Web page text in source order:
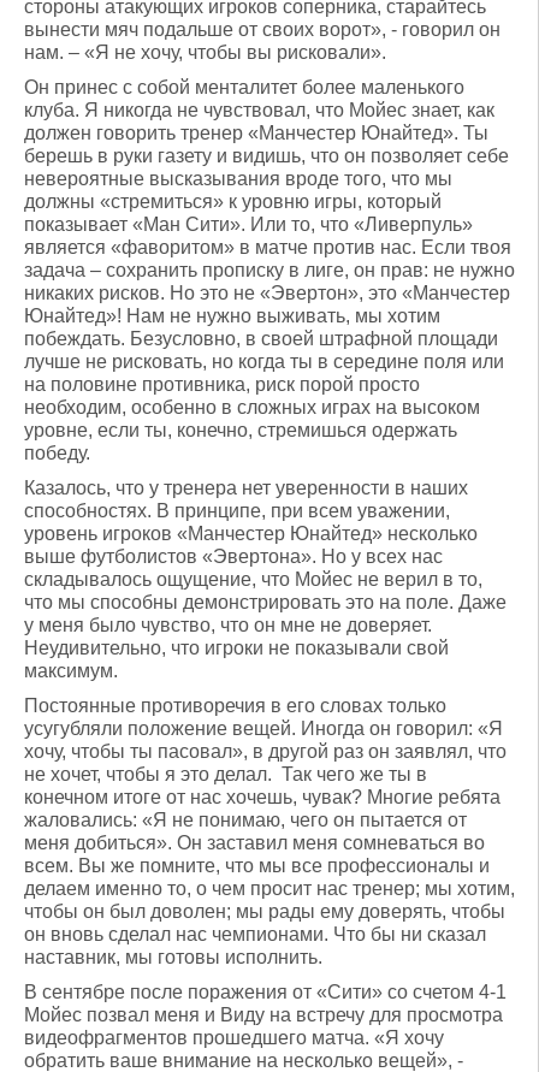
стороны атакующих игроков соперника, старайтесь
вынести мяч подальше от своих ворот», - говорил он
нам. – «Я не хочу, чтобы вы рисковали».
Он принес с собой менталитет более маленького
клуба. Я никогда не чувствовал, что Мойес знает, как
должен говорить тренер «Манчестер Юнайтед». Ты
берешь в руки газету и видишь, что он позволяет себе
невероятные высказывания вроде того, что мы
должны «стремиться» к уровню игры, который
показывает «Ман Сити». Или то, что «Ливерпуль»
является «фаворитом» в матче против нас. Если твоя
задача – сохранить прописку в лиге, он прав: не нужно
никаких рисков. Но это не «Эвертон», это «Манчестер
Юнайтед»! Нам не нужно выживать, мы хотим
побеждать. Безусловно, в своей штрафной площади
лучше не рисковать, но когда ты в середине поля или
на половине противника, риск порой просто
необходим, особенно в сложных играх на высоком
уровне, если ты, конечно, стремишься одержать
победу.
Казалось, что у тренера нет уверенности в наших
способностях. В принципе, при всем уважении,
уровень игроков «Манчестер Юнайтед» несколько
выше футболистов «Эвертона». Но у всех нас
складывалось ощущение, что Мойес не верил в то,
что мы способны демонстрировать это на поле. Даже
у меня было чувство, что он мне не доверяет.
Неудивительно, что игроки не показывали свой
максимум.
Постоянные противоречия в его словах только
усугубляли положение вещей. Иногда он говорил: «Я
хочу, чтобы ты пасовал», в другой раз он заявлял, что
не хочет, чтобы я это делал. Так чего же ты в
конечном итоге от нас хочешь, чувак? Многие ребята
жаловались: «Я не понимаю, чего он пытается от
меня добиться». Он заставил меня сомневаться во
всем. Вы же помните, что мы все профессионалы и
делаем именно то, о чем просит нас тренер; мы хотим,
чтобы он был доволен; мы рады ему доверять, чтобы
он вновь сделал нас чемпионами. Что бы ни сказал
наставник, мы готовы исполнить.
В сентябре после поражения от «Сити» со счетом 4-1
Мойес позвал меня и Виду на встречу для просмотра
видеофрагментов прошедшего матча. «Я хочу
обратить ваше внимание на несколько вещей», -